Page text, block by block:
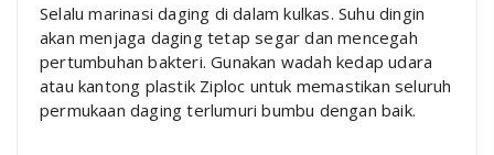
Selalu marinasi daging di dalam kulkas. Suhu dingin
akan menjaga daging tetap segar dan mencegah
pertumbuhan bakteri. Gunakan wadah kedap udara
atau kantong plastik Ziploc untuk memastikan seluruh
permukaan daging terlumuri bumbu dengan baik.